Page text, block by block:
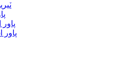
پاور
پاور